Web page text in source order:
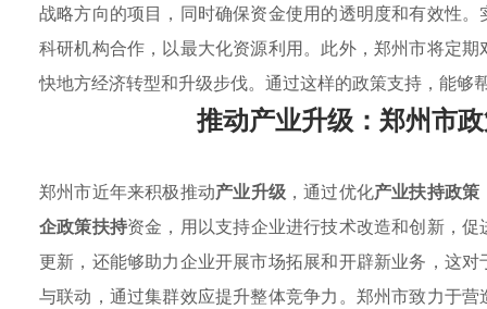
战略方向的项目，同时确保资金使用的透明度和有效性
科研机构合作，以最大化资源利用。此外，郑州市将定
快地方经济转型和升级步伐。通过这样的政策支持，能够
推动产业升级：郑州市
郑州市近年来积极推动产业升级，通过优化产业扶持政策
企政策扶持资金，用以支持企业进行技术改造和创新，
更新，还能够助力企业开展市场拓展和开辟新业务，这
与联动，通过集群效应提升整体竞争力。郑州市致力于